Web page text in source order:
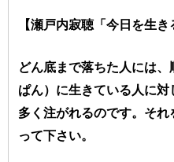
【瀬戸内寂聴「今日を生
どん底まで落ちた人には
ぱん）に生きている人に
多く注がれるのです。そ
って下さい。